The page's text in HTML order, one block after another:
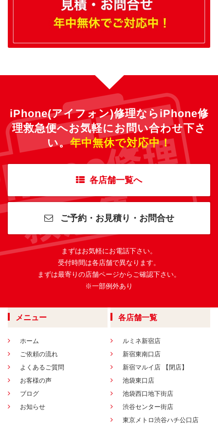
iPhone(アイフォン)修理ならiPhone修
理救急便へお気軽にお問い合わせ下さ
い。年中無休で対応中！
各店舗一覧へ
ご予約・お見積り・お問合せ
まずはお気軽にお電話下さい。
受付時間は各店舗で異なります。
まずは最寄りの店舗ページからご確認下さい。
※一部例外あり
メニュー
ホーム
ご依頼の流れ
よくあるご質問
お客様の声
ブログ
お知らせ
各店舗一覧
ルミネ新宿店
新宿東南口店
新宿マルイ店 【閉店】
池袋東口店
池袋西口地下街店
渋谷センター街店
東京メトロ渋谷ハチ公口店